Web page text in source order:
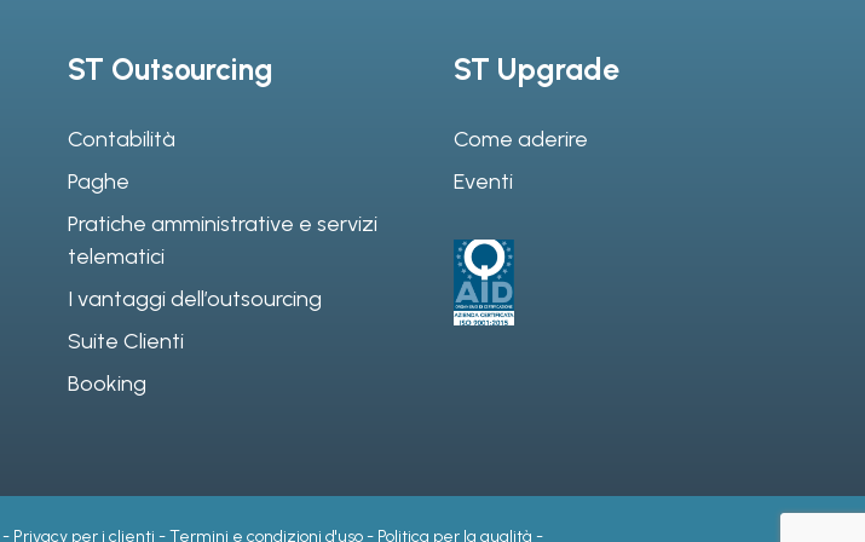
ST Outsourcing
Contabilità
Paghe
Pratiche amministrative e servizi
telematici
I vantaggi dell’outsourcing
Suite Clienti
Booking
ST Upgrade
Come aderire
Eventi
- Privacy per i clienti -Termini e condizioni d'uso- Politica per la qualità -